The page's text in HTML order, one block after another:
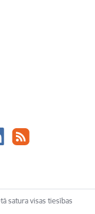
satura visas tiesības